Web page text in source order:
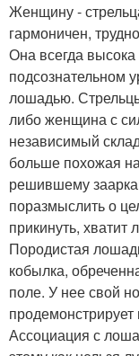
Женщину -
гармоничен,
Она всегда
подсознательном
лошадью.
либо женщина с
независимый
больше похожая
решившему
поразмыслить о
прикинуть, хватит
Породистая
кобылка,
поле. У нее свой
продемонстрирует
Ассоциация с